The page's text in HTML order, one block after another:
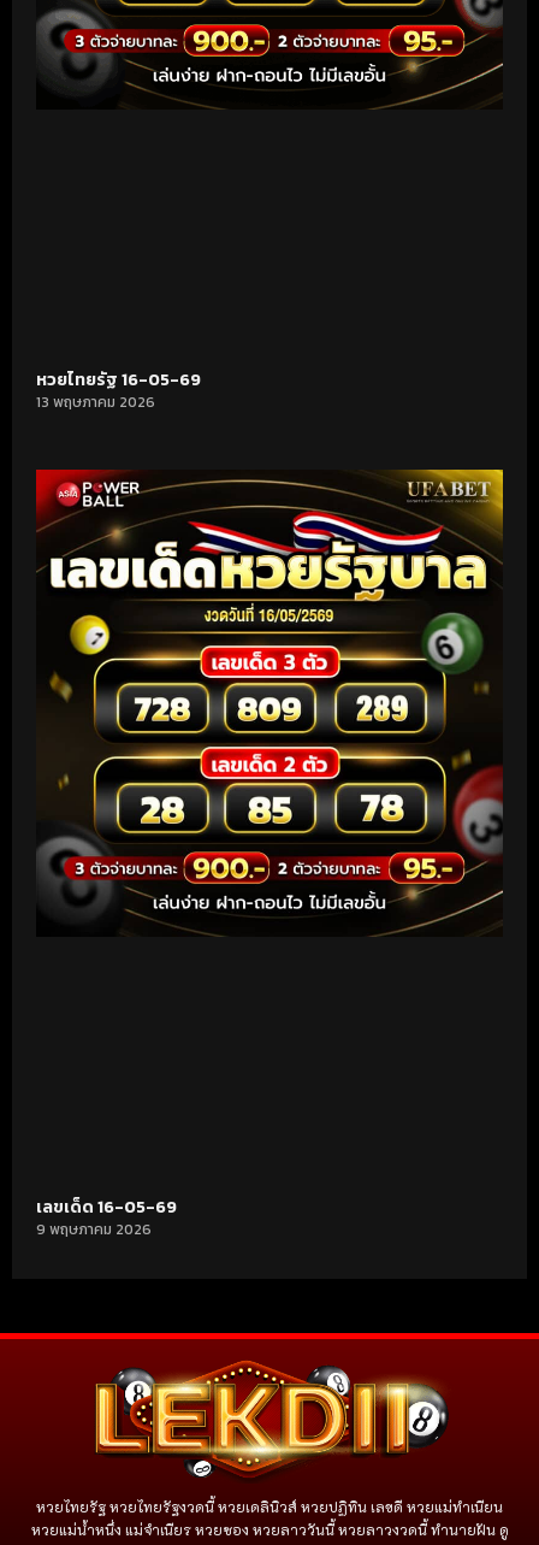
หวยไทยรัฐ 16-05-69
13 พฤษภาคม 2026
เลขเด็ด 16-05-69
9 พฤษภาคม 2026
หวยไทยรัฐ หวยไทยรัฐงวดนี้ หวยเดลินิวส์ หวยปฏิทิน เลขดี หวยแม่ทำเนียน
หวยแม่น้ำหนึ่ง แม่จําเนียร หวยซอง หวยลาววันนี้ หวยลาวงวดนี้ ทำนายฝัน ดู